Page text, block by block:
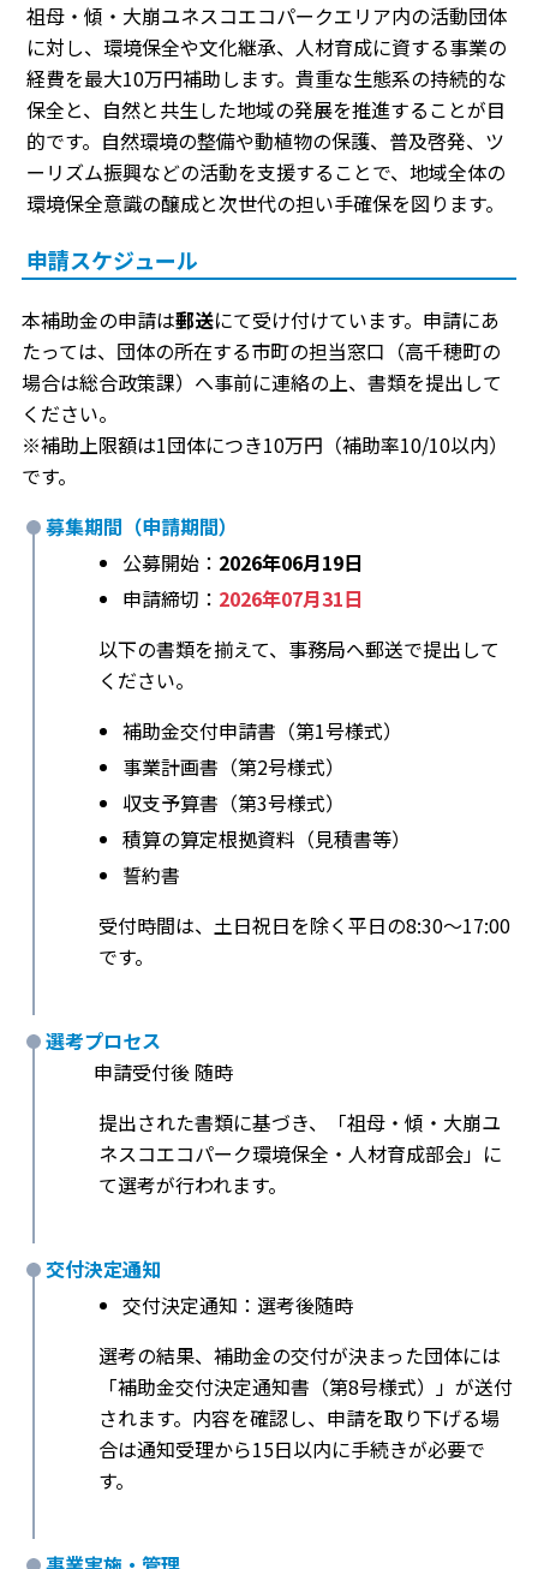
祖母・傾・大崩ユネスコエコパークエリア内の活動団体
に対し、環境保全や文化継承、人材育成に資する事業の
経費を最大10万円補助します。貴重な生態系の持続的な
保全と、自然と共生した地域の発展を推進することが目
的です。自然環境の整備や動植物の保護、普及啓発、ツ
ーリズム振興などの活動を支援することで、地域全体の
環境保全意識の醸成と次世代の担い手確保を図ります。
申請スケジュール
本補助金の申請は郵送にて受け付けています。申請にあ
たっては、団体の所在する市町の担当窓口（高千穂町の
場合は総合政策課）へ事前に連絡の上、書類を提出して
ください。
※補助上限額は1団体につき10万円（補助率10/10以内）
です。
募集期間（申請期間）
公募開始： 2026年06月19日
申請締切： 2026年07月31日
以下の書類を揃えて、事務局へ郵送で提出して
ください。
補助金交付申請書（第1号様式）
事業計画書（第2号様式）
収支予算書（第3号様式）
積算の算定根拠資料（見積書等）
誓約書
受付時間は、土日祝日を除く平日の8:30〜17:00
です。
選考プロセス
申請受付後 随時
提出された書類に基づき、「祖母・傾・大崩ユ
ネスコエコパーク環境保全・人材育成部会」に
て選考が行われます。
交付決定通知
交付決定通知：選考後随時
選考の結果、補助金の交付が決まった団体には
「補助金交付決定通知書（第8号様式）」が送付
されます。内容を確認し、申請を取り下げる場
合は通知受理から15日以内に手続きが必要で
す。